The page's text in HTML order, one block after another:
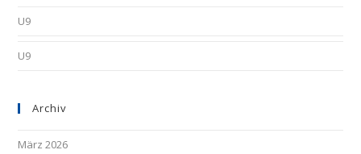
U9
U9
Archiv
März 2026